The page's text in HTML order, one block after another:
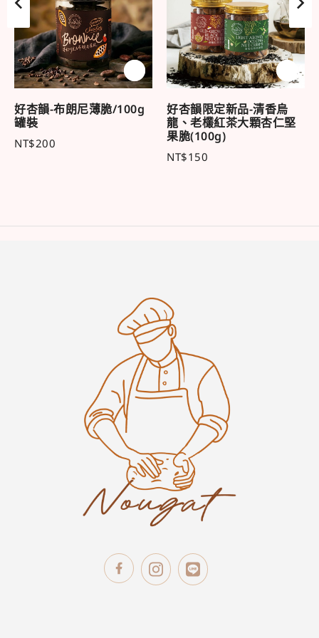
好杏韻-布朗尼薄脆/100g
罐裝
NT$200
好杏韻限定新品-清香烏
龍、老欉紅茶大顆杏仁堅
果脆(100g)
NT$150